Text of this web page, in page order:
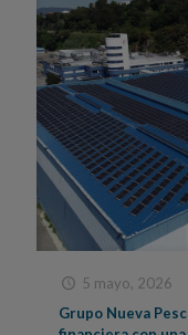
5 mayo, 2026
Grupo Nueva